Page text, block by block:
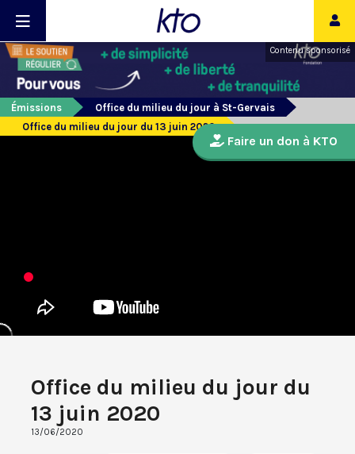
Contenu sponsorisé
Émissions
Office du milieu du jour à St-Gervais
Office du milieu du jour du 13 juin 2020
Office du milieu du jour du
13 juin 2020
13/06/2020
Faire un don à KTO